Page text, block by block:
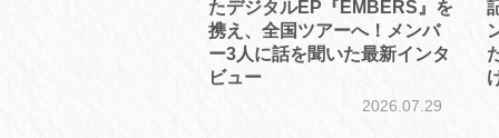
たデジタルEP『EMBERS』を
携え、全国ツアーへ！メンバ
ー3人に話を聞いた最新インタ
ビュー
2026.07.29